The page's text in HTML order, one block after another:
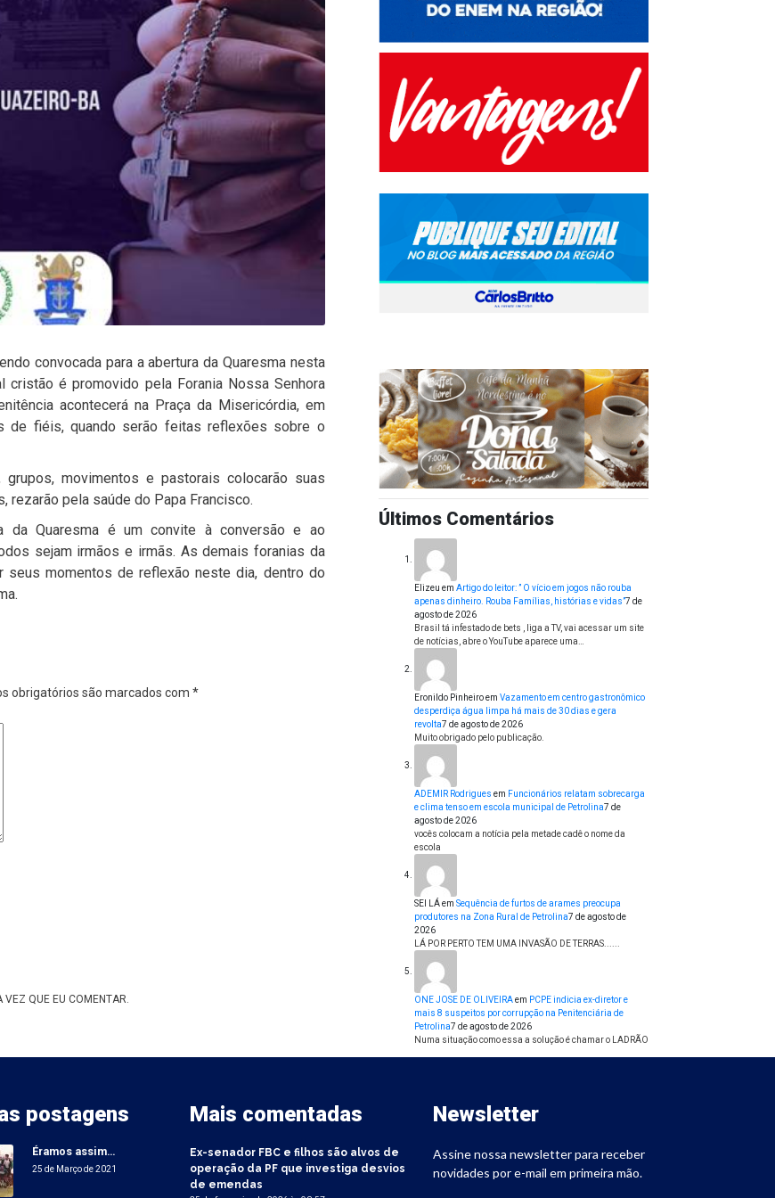
convocada para a abertura da Quaresma nesta
cristão é promovido pela Forania Nossa Senhora
acontecerá na Praça da Misericórdia, em
de fiéis, quando serão feitas reflexões sobre o
movimentos e pastorais colocarão suas
rezarão pela saúde do Papa Francisco.
da Quaresma é um convite à conversão e ao
sejam irmãos e irmãs. As demais foranias da
momentos de reflexão neste dia, dentro do
obrigatórios são marcados com *
QUE EU COMENTAR.
Últimos Comentários
Elizeu em Artigo do leitor: ” O vício em jogos não rouba
apenas dinheiro. Rouba Famílias, histórias e vidas”7 de
agosto de 2026
Brasil tá infestado de bets , liga a TV, vai acessar um site
de notícias, abre o YouTube aparece uma…
Eronildo Pinheiroem Vazamento em centro gastronômico
desperdiça água limpa há mais de 30 dias e gera
revolta7 de agosto de 2026
Muito obrigado pelo publicação.
ADEMIR Rodrigues em Funcionários relatam sobrecarga
e clima tenso em escola municipal de Petrolina7 de
agosto de 2026
vocês colocam a notícia pela metade cadê o nome da
escola
SEI LÁem Sequência de furtos de arames preocupa
produtores na Zona Rural de Petrolina7 de agosto de
2026
LÁ POR PERTO TEM UMA INVASÃO DE TERRAS......
ONE JOSE DE OLIVEIRAem PCPE indicia ex-diretor e
mais 8 suspeitos por corrupção na Penitenciária de
Petrolina7 de agosto de 2026
Numa situação como essa a solução é chamar o LADRÃO
postagens
Éramos assim…
25 de Março de 2021
Mais comentadas
Ex-senador FBC e filhos são alvos de
operação da PF que investiga desvios
de emendas
Newsletter
Assine nossa newsletter para receber
novidades por e-mail em primeira mão.